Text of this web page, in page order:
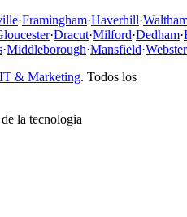
·Framingham·Haverhill·
·Dracut·Milford·Dedham·
·Middleborough·Mansfield·Webster
& Marketing. Todos los
la tecnologia